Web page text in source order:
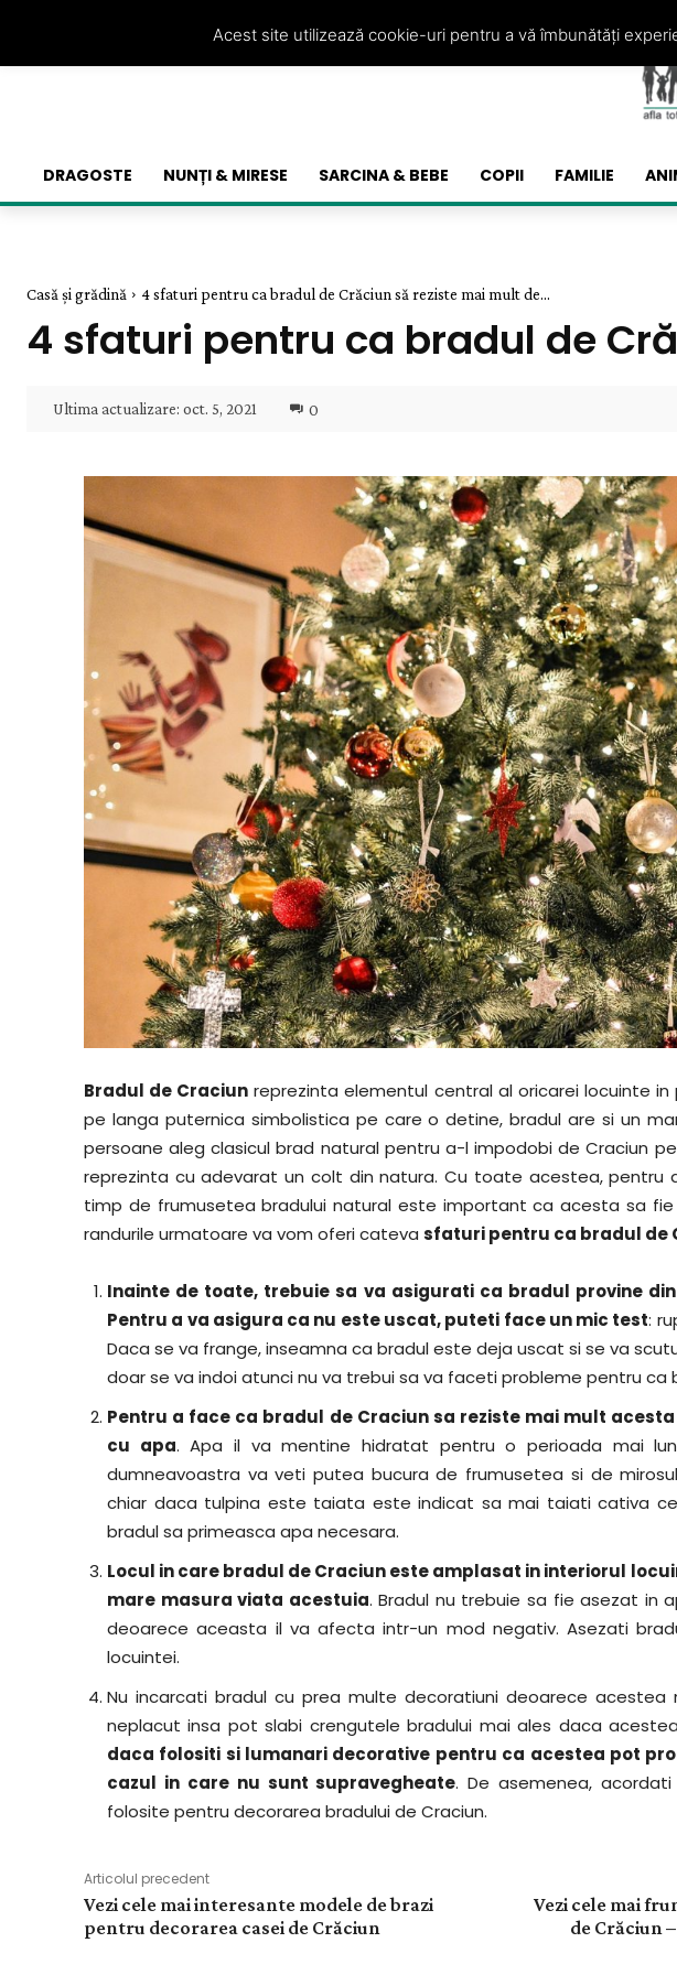
DRAGOSTE NUNȚI & MIRESE SARCINA & BEBE COPII FAMILIE
Casă și grădină 4 sfaturi pentru ca bradul de Crăciun să reziste mai mult de...
4 sfaturi pentru ca bradul de
Ultima actualizare: oct. 5, 2021 0
Bradul de Craciun reprezinta elementul central al oricarei locuinte
pe langa puternica simbolistica pe care o detine, bradul are si un
persoane aleg clasicul brad natural pentru a-l impodobi de Craciun
reprezinta cu adevarat un colt din natura. Cu toate acestea, pentru
timp de frumusetea bradului natural este important ca acesta sa fie
randurile urmatoare va vom oferi cateva sfaturi pentru ca bradul de
Inainte de toate, trebuie sa va asigurati ca bradul provine
Pentru a va asigura ca nu este uscat, puteti face un mic test:
Daca se va frange, inseamna ca bradul este deja uscat si se va
doar se va indoi atunci nu va trebui sa va faceti probleme pentru ca
Pentru a face ca bradul de Craciun sa reziste mai mult
cu apa. Apa il va mentine hidratat pentru o perioada mai
dumneavoastra va veti putea bucura de frumusetea si de
chiar daca tulpina este taiata este indicat sa mai taiati cativa
bradul sa primeasca apa necesara.
Locul in care bradul de Craciun este amplasat in interiorul
mare masura viata acestuia. Bradul nu trebuie sa fie asezat in
deoarece aceasta il va afecta intr-un mod negativ. Asezati
locuintei.
Nu incarcati bradul cu prea multe decoratiuni deoarece
neplacut insa pot slabi crengutele bradului mai ales daca
daca folositi si lumanari decorative pentru ca acestea pot
cazul in care nu sunt supravegheate. De asemenea,
folosite pentru decorarea bradului de Craciun.
Articolul precedent
Vezi cele mai interesante modele de brazi
pentru decorarea casei de Crăciun
Vezi cele mai
de Crăciun
Acest site utilizează cookie-uri pentru a vă îmbunătăți